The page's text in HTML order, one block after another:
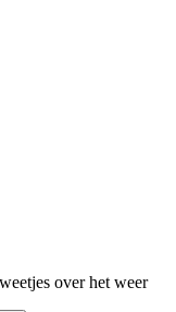
over het weer